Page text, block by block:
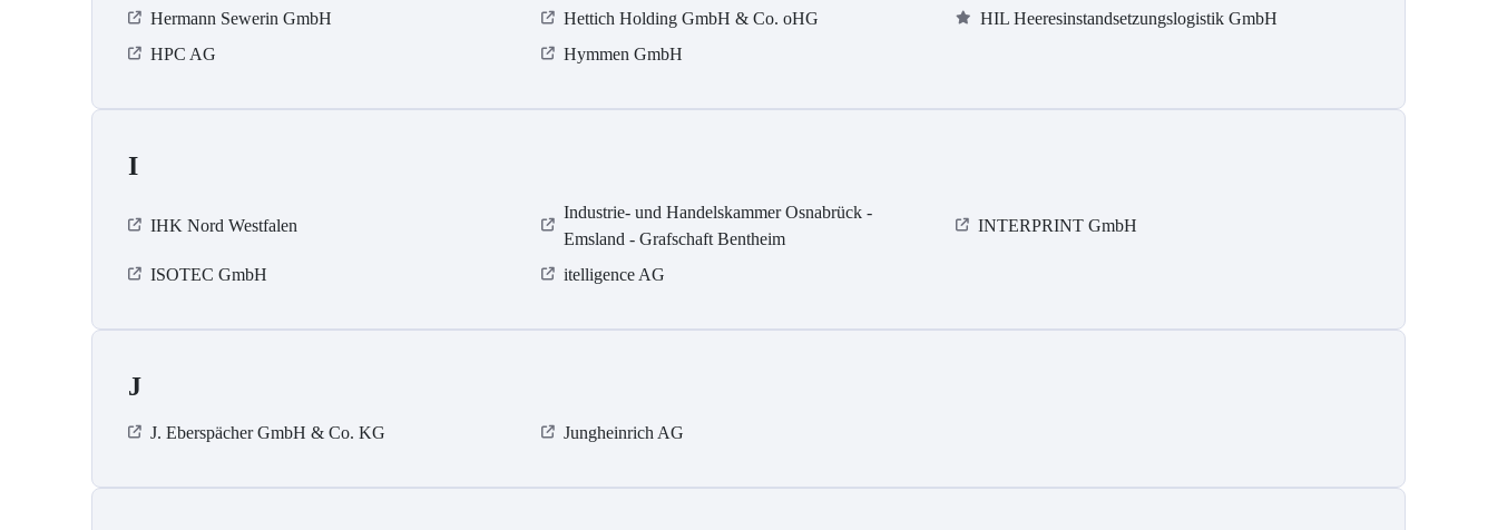
Hermann Sewerin GmbH Hettich Holding GmbH & Co. oHG
HIL Heeresinstandsetzungslogistik GmbH
HPC AG
Hymmen GmbH
I
IHK Nord Westfalen
Industrie- und Handelskammer Osnabrück -
Emsland - Grafschaft Bentheim
INTERPRINT GmbH
ISOTEC GmbH itelligence AG
J
J. Eberspächer GmbH & Co. KG Jungheinrich AG